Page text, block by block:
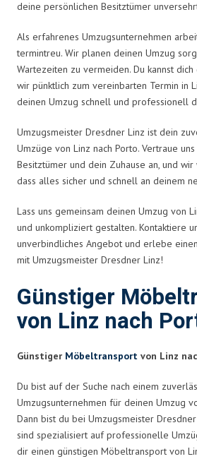
deine persönlichen Besitztümer
Als erfahrenes Umzugsunternehmen
termintreu. Wir planen deinen Umzug
Wartezeiten zu vermeiden. Du kannst
wir pünktlich zum vereinbarten Termin in
deinen Umzug schnell und professionell
Umzugsmeister Dresdner Linz ist dein
Umzüge von Linz nach Porto. Vertraue
Besitztümer und dein Zuhause an, und
dass alles sicher und schnell an deinem
Lass uns gemeinsam deinen Umzug von
und unkompliziert gestalten. Kontaktiere
unverbindliches Angebot und erlebe
mit Umzugsmeister Dresdner Linz!
Günstiger
von Linz nach
Günstiger Möbeltransport von Linz
Du bist auf der Suche nach einem
Umzugsunternehmen für deinen Umzug
Dann bist du bei Umzugsmeister
sind spezialisiert auf professionelle
dir einen günstigen Möbeltransport von